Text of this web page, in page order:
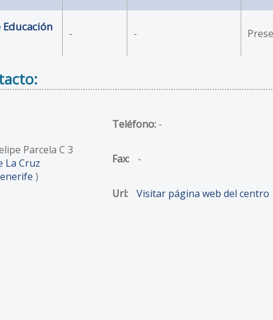
Educación
- -
Parcela C 3
La Cruz
)
Teléfono: -
Fax: -
Url: Visitar página web del centro